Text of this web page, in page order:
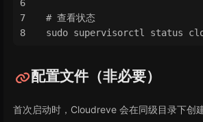
# 查看状态
sudo supervisorctl status
配置文件（非必要）
首次启动时，Cloudreve 会在同级目录下创